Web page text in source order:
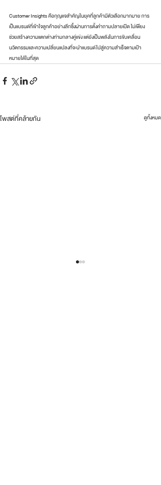
Customer Insights คือกุญแจสำคัญในยุคที่ลูกค้ามีตัวเลือกมากมาย การ
เป็นแบรนด์ที่เข้าใจลูกค้าอย่างลึกซึ้งผ่านการตั้งคำถามปลายเปิด ไม่เพียง
ช่วยสร้างความแตกต่างท่ามกลางคู่แข่ง แต่ยังเป็นพลังในการขับเคลื่อน
นวัตกรรมและความเปลี่ยนแปลงที่จะนำแบรนด์ไปสู่ความสำเร็จตามเป้า
หมายได้ในที่สุด
โพสต์ที่คล้ายกัน ดูทั้งหมด